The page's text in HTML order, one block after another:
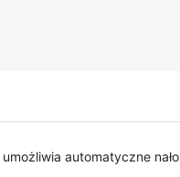
umożliwia automatyczne